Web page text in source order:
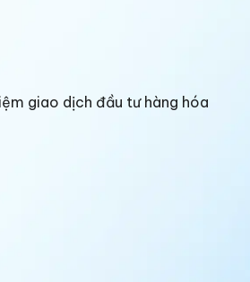
giao dịch đầu tư hàng hóa